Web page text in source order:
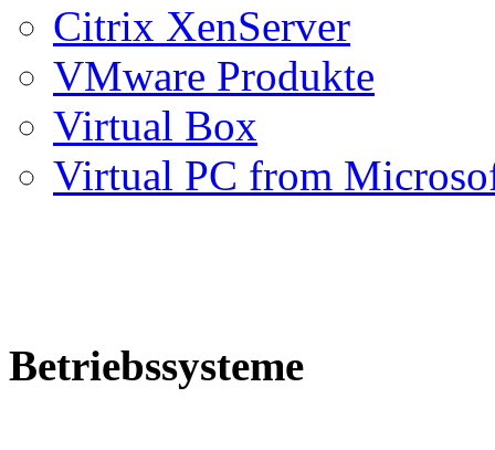
Citrix XenServer
VMware Produkte
Virtual Box
Virtual PC from
Betriebssysteme